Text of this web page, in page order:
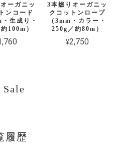
ーガニッ
ンコード
・生成り・
100m）
3本撚りオーガニッ
クコットンロープ
（3mm・カラー・
250g／約80m）
¥2,750
Sale
履歴